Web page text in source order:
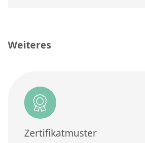
Über uns
Presse und Aktuelles
Vertretungen im Ausland
Messen und Events
Weiteres
Zertifikatmuster